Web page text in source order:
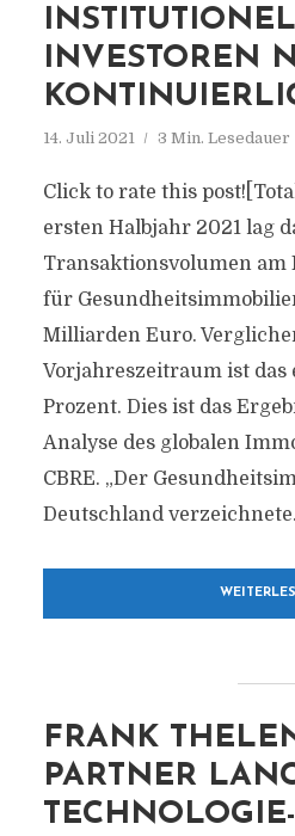
INVESTOREN
14. Juli 2021 3 Min. Lesedauer
Click to rate this
ersten Halbjahr 2021 lag
Transaktionsvolumen
für
Milliarden Euro.
Vorjahreszeitraum ist das
Prozent. Dies ist das
Analyse des globalen
CBRE. „Der
Deutschland
FRANK
PARTNER
TECHNOLOGIE-